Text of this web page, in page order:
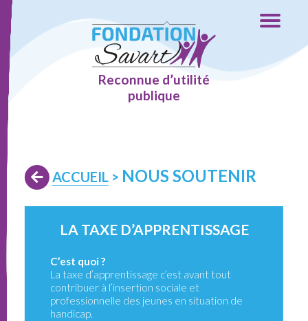
Reconnue d’utilité
publique
ACCUEIL> NOUS SOUTENIR
LA TAXE D’APPRENTISSAGE
C’est quoi ?
La taxe d’apprentissage c’est avant tout
contribuer à l’insertion sociale et
professionnelle des jeunes en situation de
handicap.